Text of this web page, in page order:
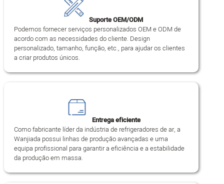
Suporte OEM/ODM
Podemos fornecer serviços personalizados OEM e ODM de
acordo com as necessidades do cliente. Design
personalizado, tamanho, função, etc., para ajudar os clientes
a criar produtos únicos.
Entrega eficiente
Como fabricante líder da indústria de refrigeradores de ar, a
Wanjiada possui linhas de produção avançadas e uma
equipa profissional para garantir a eficiência e a estabilidade
da produção em massa.